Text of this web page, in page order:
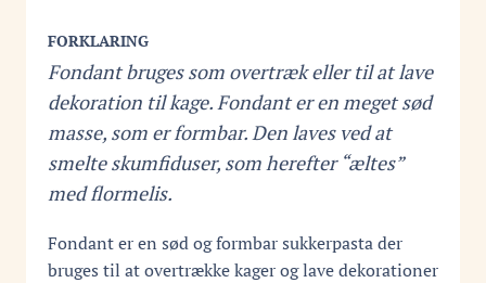
FORKLARING
Fondant bruges som overtræk eller til at lave
dekoration til kage. Fondant er en meget sød
masse, som er formbar. Den laves ved at
smelte skumfiduser, som herefter “æltes”
med flormelis.
Fondant er en sød og formbar sukkerpasta der
bruges til at overtrække kager og lave dekorationer